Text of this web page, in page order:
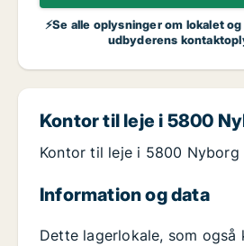
⚡Se alle oplysninger om lokalet
udbyderens
Kontor til leje i 5800
Kontor til leje i 5800 Nyborg
Information og data
Dette lagerlokale, som også